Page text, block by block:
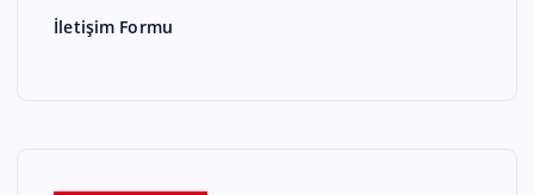
İletişim Formu